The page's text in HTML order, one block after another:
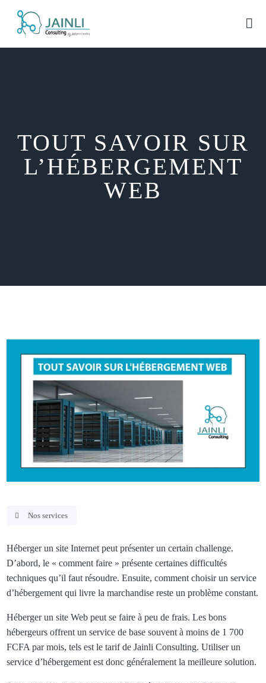
TOUT SAVOIR SUR
L’HÉBERGEMENT
WEB
Nos services
Héberger un site Internet peut présenter un certain challenge.
D’abord, le « comment faire » présente certaines difficultés
techniques qu’il faut résoudre. Ensuite, comment choisir un service
d’hébergement qui livre la marchandise reste un problème constant.
Héberger un site Web peut se faire à peu de frais. Les bons
hébergeurs offrent un service de base souvent à moins de 1 700
FCFA par mois, tels est le tarif de Jainli Consulting. Utiliser un
service d’hébergement est donc généralement la meilleure solution.